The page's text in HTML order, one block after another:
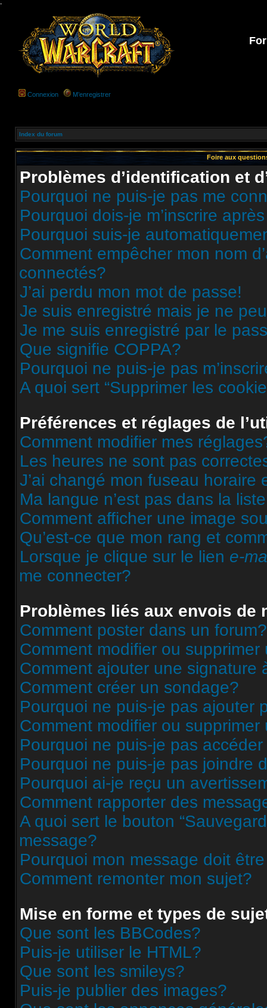
-
Connexion M’enregistrer
Index du forum
Foire aux
Problèmes d’identification et
Pourquoi ne puis-je pas me
Pourquoi dois-je m’inscrire
Pourquoi suis-je
Comment empêcher mon nom
connectés?
J’ai perdu mon mot de passe!
Je suis enregistré mais je ne
Je me suis enregistré par le
Que signifie COPPA?
Pourquoi ne puis-je pas
A quoi sert “Supprimer les
Préférences et réglages de
Comment modifier mes
Les heures ne sont pas
J’ai changé mon fuseau horaire
Ma langue n’est pas dans la
Comment afficher une image
Qu’est-ce que mon rang et
Lorsque je clique sur le lien e-
me connecter?
Problèmes liés aux envois de
Comment poster dans un forum?
Comment modifier ou supprimer
Comment ajouter une signature
Comment créer un sondage?
Pourquoi ne puis-je pas ajouter
Comment modifier ou supprimer
Pourquoi ne puis-je pas
Pourquoi ne puis-je pas joindre
Pourquoi ai-je reçu un
Comment rapporter des
A quoi sert le bouton
message?
Pourquoi mon message doit
Comment remonter mon sujet?
Mise en forme et types de
Que sont les BBCodes?
Puis-je utiliser le HTML?
Que sont les smileys?
Puis-je publier des images?